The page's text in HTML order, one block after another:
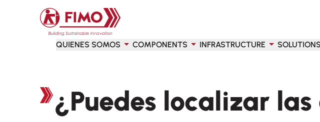
Volver a la página principal
QUIENES SOMOS COMPONENTS INFRASTRUCTURE SOLUTIONS
¿Puedes localizar